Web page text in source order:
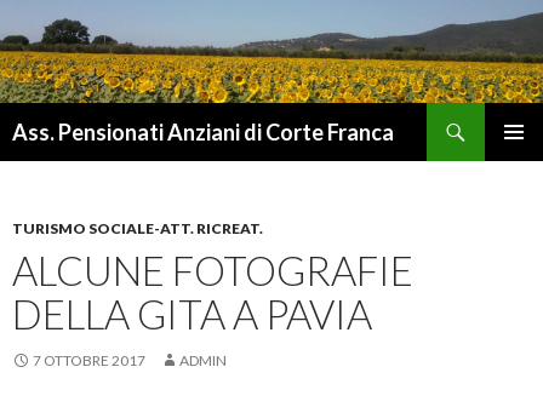
Ass. Pensionati Anziani di Corte Franca
TURISMO SOCIALE-ATT. RICREAT.
ALCUNE FOTOGRAFIE
DELLA GITA A PAVIA
7 OTTOBRE 2017 ADMIN